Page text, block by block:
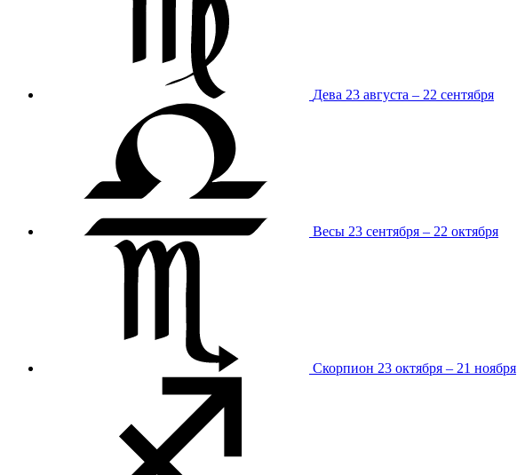
Дева 23 августа – 22 сентября
Весы 23 сентября – 22 октября
Скорпион 23 октября – 21 ноября